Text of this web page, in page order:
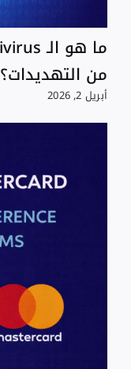
من التهديدات؟
أبريل 2, 2026